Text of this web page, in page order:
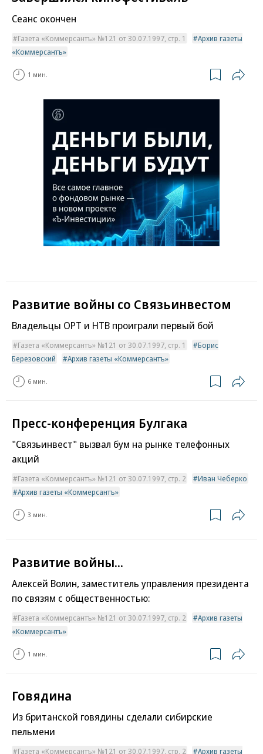
Сеанс окончен
Газета «Коммерсантъ» №121 от 30.07.1997, стр. 1
Архив газеты
«Коммерсантъ»
1 мин.
Развитие войны со Связьинвестом
Владельцы ОРТ и НТВ проиграли первый бой
Газета «Коммерсантъ» №121 от 30.07.1997, стр. 1
Борис
Березовский
Архив газеты «Коммерсантъ»
6 мин.
Пресс-конференция Булгака
"Связьинвест" вызвал бум на рынке телефонных
акций
Газета «Коммерсантъ» №121 от 30.07.1997, стр. 2
Иван Чеберко
Архив газеты «Коммерсантъ»
3 мин.
Развитие войны...
Алексей Волин, заместитель управления президента
по связям с общественностью:
Газета «Коммерсантъ» №121 от 30.07.1997, стр. 2
Архив газеты
«Коммерсантъ»
1 мин.
Говядина
Из британской говядины сделали сибирские
пельмени
Газета «Коммерсантъ» №121 от 30.07.1997, стр. 2 Архив газеты